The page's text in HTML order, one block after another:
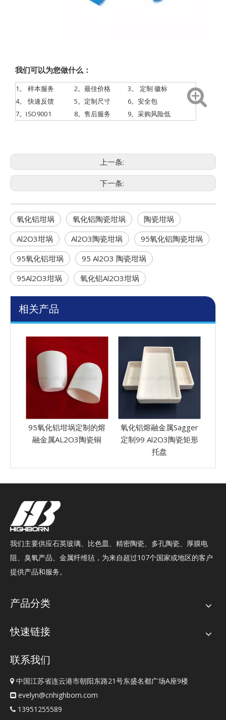
我们可以为您做什么：
1。 样本服务 2。最佳价格 3。 定制 徽标
4。快速反馈 5。定制尺寸
6。安全包
7。ISO9001
8。售后服务 9。采购风险低
上一条:
下一条:
氧化铝坩埚 氧化铝陶瓷坩埚
陶瓷坩埚
Al2O3坩埚
Al2O3陶瓷坩埚
95氧化铝陶瓷坩埚
95氧化铝坩埚
95 Al2O3 陶瓷坩埚
95Al2O3坩埚
氧化铝Al2O3坩埚
相关产品
氧化铝熔融金属Sagger
定制99 Al2O3陶瓷矩形
实验室熔化Mgo Pots氧
化镁陶瓷坩埚
我们主要供应石英玻璃、比色皿、精密陶瓷、多孔陶瓷、厚膜电
阻、臭氧产品、金属纤维毡，为来自超过107个国家或地区的客户
提供产品和服务。
产品分类
快速链接
联系我们
 中国江苏省连云港市朝阳东路21号东盛名都广场A座9楼
 evelyn@cnhighborn.com
 13951255589